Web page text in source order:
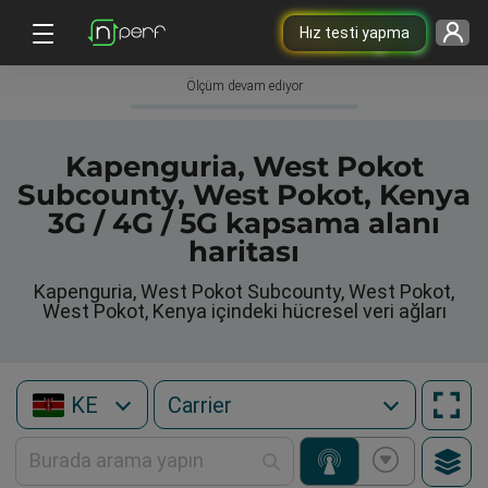
Hız testi yapma
Ölçüm devam ediyor
Kapenguria, West Pokot
Subcounty, West Pokot, Kenya
3G / 4G / 5G kapsama alanı
haritası
Kapenguria, West Pokot Subcounty, West Pokot,
West Pokot, Kenya içindeki hücresel veri ağları
KE